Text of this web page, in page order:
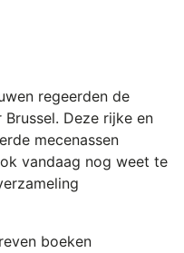
regeerden de
Deze rijke en
mecenassen
vandaag nog weet te
boeken